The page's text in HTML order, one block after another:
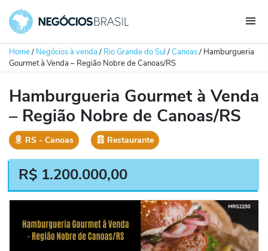
Home/ Negócios à venda/ Rio Grande do Sul/Canoas/ Hamburgueria
Gourmet à Venda – Região Nobre de Canoas/RS
Hamburgueria Gourmet à Venda
– Região Nobre de Canoas/RS
RS ‐ Canoas Restaurante
R$ 1.200.000,00